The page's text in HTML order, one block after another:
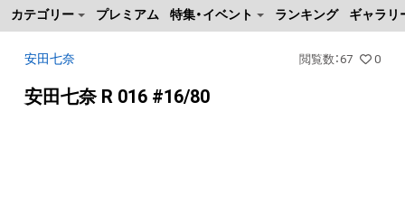
カテゴリー プレミアム 特集・イベント ランキング ギャラリ
安田七奈 閲覧数 ：67 0
安田七奈 R 016 #16/80